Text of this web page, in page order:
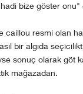
bize göster onu"
resmi olan
bir algıda
sonuç olarak göt
mağazadan.